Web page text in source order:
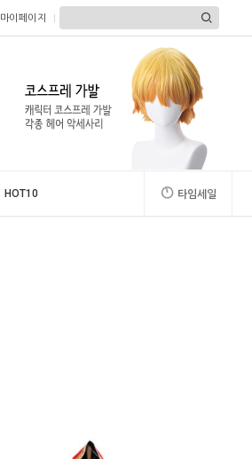
마이페이지
HOT10 타임세일